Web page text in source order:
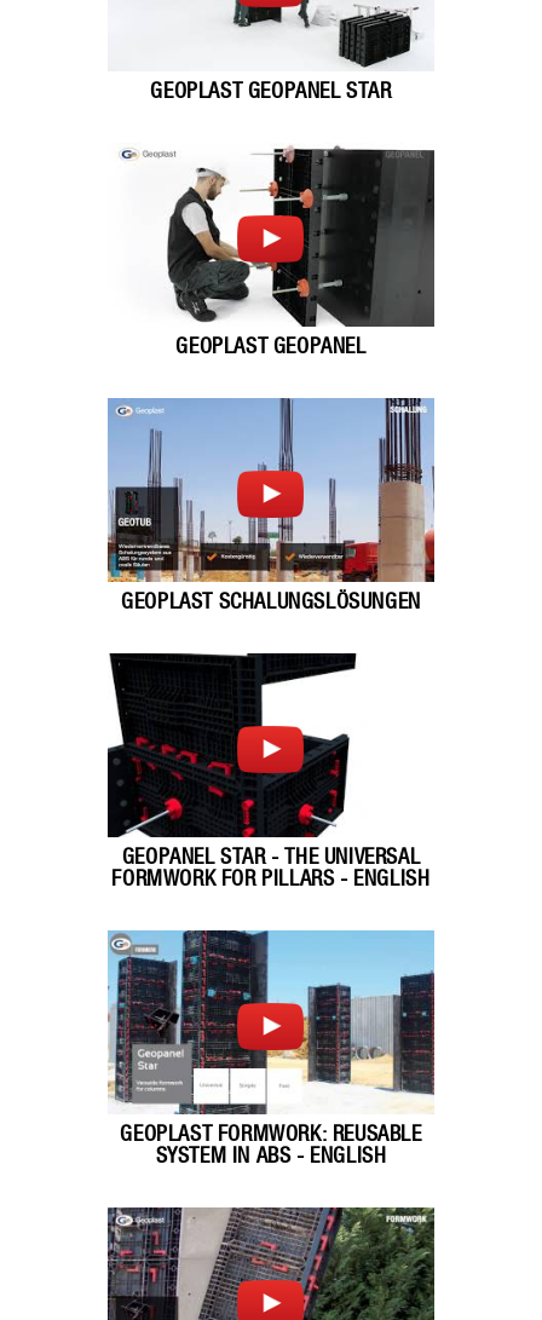
GEOPLAST GEOPANEL STAR
GEOPLAST GEOPANEL
GEOPLAST SCHALUNGSLÖSUNGEN
GEOPANEL STAR - THE UNIVERSAL
FORMWORK FOR PILLARS - ENGLISH
GEOPLAST FORMWORK: REUSABLE
SYSTEM IN ABS - ENGLISH